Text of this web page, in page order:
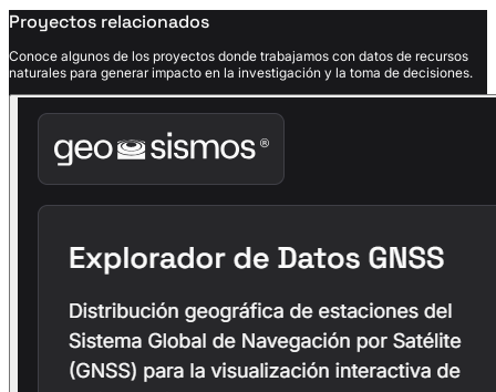
Proyectos relacionados
Conoce algunos de los proyectos donde trabajamos con datos de recursos
naturales para generar impacto en la investigación y la toma de decisiones.